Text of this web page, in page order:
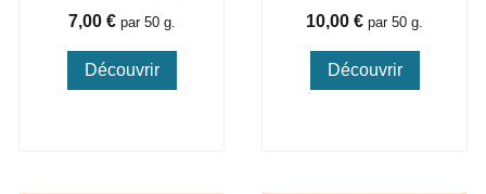
Prix
7,00 € par 50 g.
Découvrir
Prix
10,00 € par 50 g.
Découvrir